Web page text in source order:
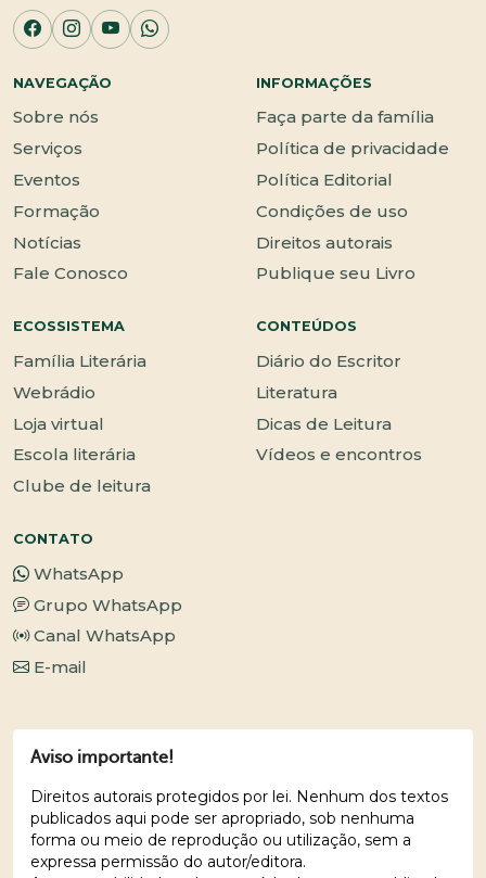
NAVEGAÇÃO
Sobre nós
Serviços
Eventos
Formação
Notícias
Fale Conosco
INFORMAÇÕES
Faça parte da família
Política de privacidade
Política Editorial
Condições de uso
Direitos autorais
Publique seu Livro
ECOSSISTEMA
Família Literária
Webrádio
Loja virtual
Escola literária
Clube de leitura
CONTEÚDOS
Diário do Escritor
Literatura
Dicas de Leitura
Vídeos e encontros
CONTATO
WhatsApp
Grupo WhatsApp
Canal WhatsApp
E-mail
Aviso importante!
Direitos autorais protegidos por lei. Nenhum dos textos
publicados aqui pode ser apropriado, sob nenhuma
forma ou meio de reprodução ou utilização, sem a
expressa permissão do autor/editora.